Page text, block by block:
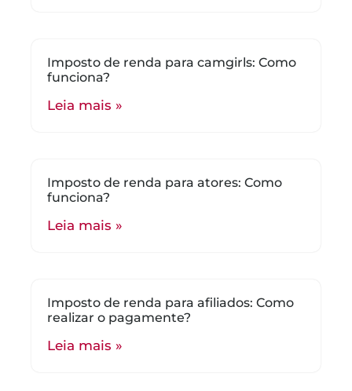
Imposto de renda para camgirls: Como
funciona?
Leia mais »
Imposto de renda para atores: Como
funciona?
Leia mais »
Imposto de renda para afiliados: Como
realizar o pagamente?
Leia mais »